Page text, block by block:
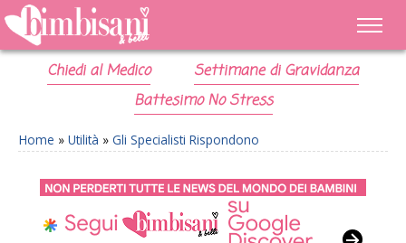
Chiedi al Medico
Settimane di Gravidanza
Battesimo No Stress
Home » Utilità » Gli Specialisti Rispondono